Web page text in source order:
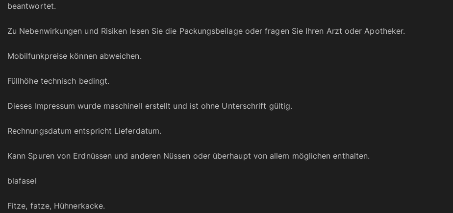
beantwortet.
Zu Nebenwirkungen und Risiken lesen Sie die Packungsbeilage oder fragen Sie Ihren Arzt oder Apotheker.
Mobilfunkpreise können abweichen.
Füllhöhe technisch bedingt.
Dieses Impressum wurde maschinell erstellt und ist ohne Unterschrift gültig.
Rechnungsdatum entspricht Lieferdatum.
Kann Spuren von Erdnüssen und anderen Nüssen oder überhaupt von allem möglichen enthalten.
blafasel
Fitze, fatze, Hühnerkacke.